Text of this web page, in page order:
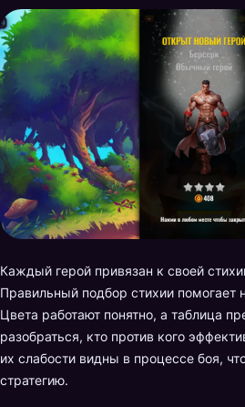
Каждый герой привязан к своей
Правильный подбор стихии помогает
Цвета работают понятно, а таблица
разобраться, кто против кого
их слабости видны в процессе боя,
стратегию.